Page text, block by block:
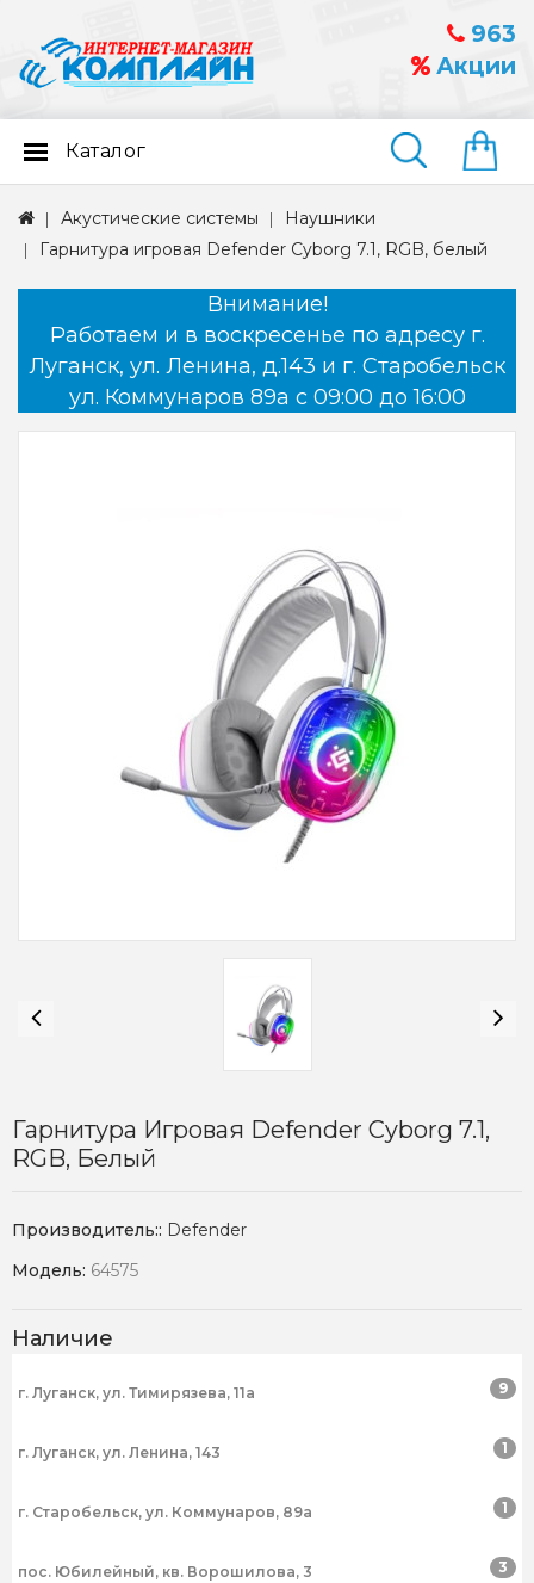
963
Акции
Найти
Каталог
Акустические системы
Наушники
Гарнитура игровая Defender Cyborg 7.1, RGB, белый
Внимание!
Работаем и в воскресенье по адресу г.
Луганск, ул. Ленина, д.143 и г. Старобельск
ул. Коммунаров 89а с 09:00 до 16:00
Гарнитура Игровая Defender Cyborg 7.1,
RGB, Белый
Производитель:: Defender
Модель: 64575
Наличие
г. Луганск, ул. Тимирязева, 11а 9
г. Луганск, ул. Ленина, 143 1
г. Старобельск, ул. Коммунаров, 89а 1
пос. Юбилейный, кв. Ворошилова, 3 3